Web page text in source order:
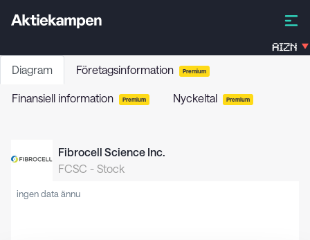
AIZN
Diagram Företagsinformation Premium
Finansiell information Premium Nyckeltal Premium
Fibrocell Science Inc.
FCSC - Stock
ingen data ännu